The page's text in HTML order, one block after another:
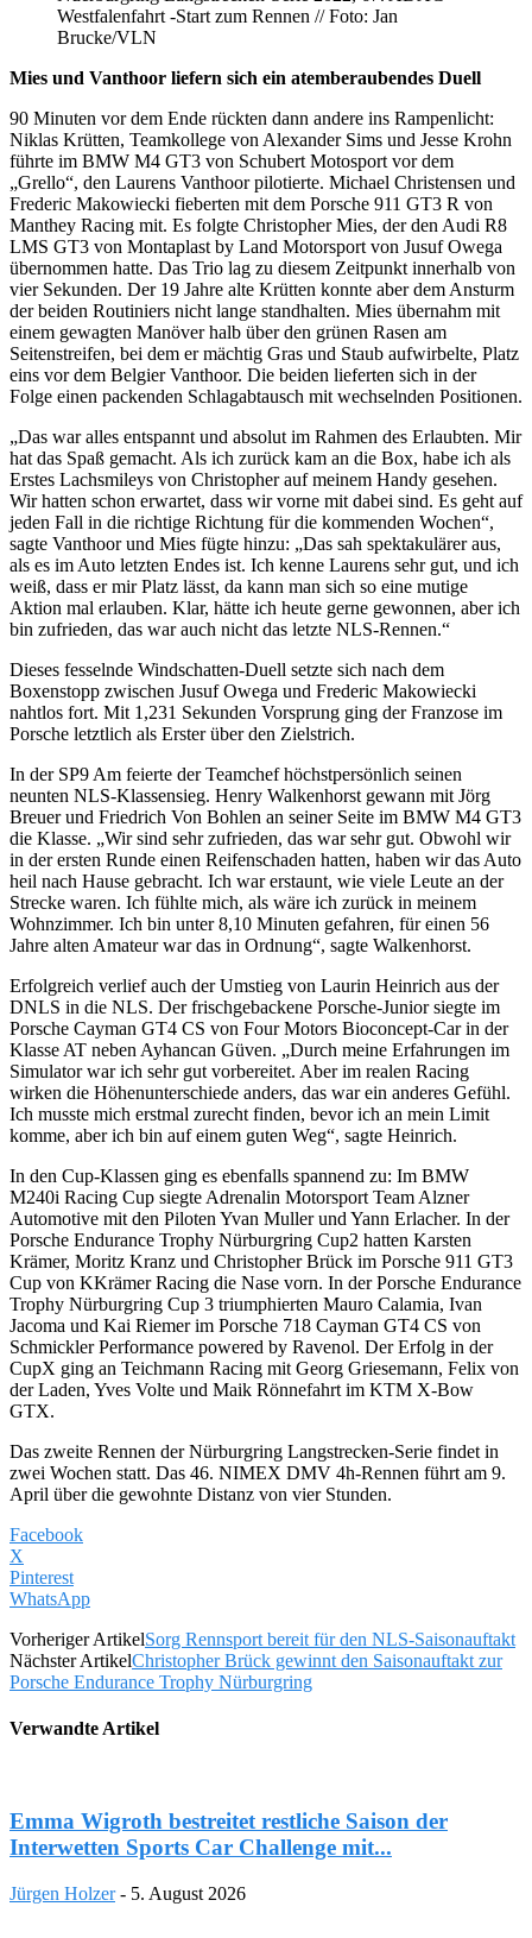
Westfalenfahrt -Start zum Rennen // Foto: Jan
Brucke/VLN
Mies und Vanthoor liefern sich ein atemberaubendes Duell
90 Minuten vor dem Ende rückten dann andere ins Rampenlicht:
Niklas Krütten, Teamkollege von Alexander Sims und Jesse Krohn
führte im BMW M4 GT3 von Schubert Motosport vor dem
„Grello“, den Laurens Vanthoor pilotierte. Michael Christensen und
Frederic Makowiecki fieberten mit dem Porsche 911 GT3 R von
Manthey Racing mit. Es folgte Christopher Mies, der den Audi R8
LMS GT3 von Montaplast by Land Motorsport von Jusuf Owega
übernommen hatte. Das Trio lag zu diesem Zeitpunkt innerhalb von
vier Sekunden. Der 19 Jahre alte Krütten konnte aber dem Ansturm
der beiden Routiniers nicht lange standhalten. Mies übernahm mit
einem gewagten Manöver halb über den grünen Rasen am
Seitenstreifen, bei dem er mächtig Gras und Staub aufwirbelte, Platz
eins vor dem Belgier Vanthoor. Die beiden lieferten sich in der
Folge einen packenden Schlagabtausch mit wechselnden Positionen.
„Das war alles entspannt und absolut im Rahmen des Erlaubten. Mir
hat das Spaß gemacht. Als ich zurück kam an die Box, habe ich als
Erstes Lachsmileys von Christopher auf meinem Handy gesehen.
Wir hatten schon erwartet, dass wir vorne mit dabei sind. Es geht auf
jeden Fall in die richtige Richtung für die kommenden Wochen“,
sagte Vanthoor und Mies fügte hinzu: „Das sah spektakulärer aus,
als es im Auto letzten Endes ist. Ich kenne Laurens sehr gut, und ich
weiß, dass er mir Platz lässt, da kann man sich so eine mutige
Aktion mal erlauben. Klar, hätte ich heute gerne gewonnen, aber ich
bin zufrieden, das war auch nicht das letzte NLS-Rennen.“
Dieses fesselnde Windschatten-Duell setzte sich nach dem
Boxenstopp zwischen Jusuf Owega und Frederic Makowiecki
nahtlos fort. Mit 1,231 Sekunden Vorsprung ging der Franzose im
Porsche letztlich als Erster über den Zielstrich.
In der SP9 Am feierte der Teamchef höchstpersönlich seinen
neunten NLS-Klassensieg. Henry Walkenhorst gewann mit Jörg
Breuer und Friedrich Von Bohlen an seiner Seite im BMW M4 GT3
die Klasse. „Wir sind sehr zufrieden, das war sehr gut. Obwohl wir
in der ersten Runde einen Reifenschaden hatten, haben wir das Auto
heil nach Hause gebracht. Ich war erstaunt, wie viele Leute an der
Strecke waren. Ich fühlte mich, als wäre ich zurück in meinem
Wohnzimmer. Ich bin unter 8,10 Minuten gefahren, für einen 56
Jahre alten Amateur war das in Ordnung“, sagte Walkenhorst.
Erfolgreich verlief auch der Umstieg von Laurin Heinrich aus der
DNLS in die NLS. Der frischgebackene Porsche-Junior siegte im
Porsche Cayman GT4 CS von Four Motors Bioconcept-Car in der
Klasse AT neben Ayhancan Güven. „Durch meine Erfahrungen im
Simulator war ich sehr gut vorbereitet. Aber im realen Racing
wirken die Höhenunterschiede anders, das war ein anderes Gefühl.
Ich musste mich erstmal zurecht finden, bevor ich an mein Limit
komme, aber ich bin auf einem guten Weg“, sagte Heinrich.
In den Cup-Klassen ging es ebenfalls spannend zu: Im BMW
M240i Racing Cup siegte Adrenalin Motorsport Team Alzner
Automotive mit den Piloten Yvan Muller und Yann Erlacher. In der
Porsche Endurance Trophy Nürburgring Cup2 hatten Karsten
Krämer, Moritz Kranz und Christopher Brück im Porsche 911 GT3
Cup von KKrämer Racing die Nase vorn. In der Porsche Endurance
Trophy Nürburgring Cup 3 triumphierten Mauro Calamia, Ivan
Jacoma und Kai Riemer im Porsche 718 Cayman GT4 CS von
Schmickler Performance powered by Ravenol. Der Erfolg in der
CupX ging an Teichmann Racing mit Georg Griesemann, Felix von
der Laden, Yves Volte und Maik Rönnefahrt im KTM X-Bow
GTX.
Das zweite Rennen der Nürburgring Langstrecken-Serie findet in
zwei Wochen statt. Das 46. NIMEX DMV 4h-Rennen führt am 9.
April über die gewohnte Distanz von vier Stunden.
Facebook
X
Pinterest
WhatsApp
Vorheriger ArtikelSorg Rennsport bereit für den NLS-Saisonauftakt
Nächster ArtikelChristopher Brück gewinnt den Saisonauftakt zur
Porsche Endurance Trophy Nürburgring
Verwandte Artikel
Emma Wigroth bestreitet restliche Saison der
Interwetten Sports Car Challenge mit...
Jürgen Holzer - 5. August 2026